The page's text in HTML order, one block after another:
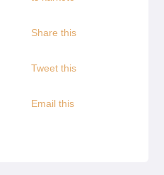
Share this
Tweet this
Email this